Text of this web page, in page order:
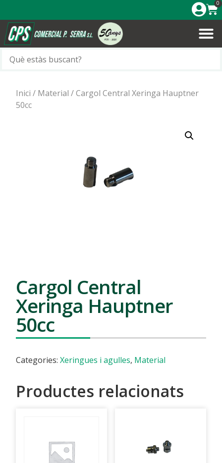
0
Inici / Material / Cargol Central Xeringa Hauptner
50cc
Cargol Central
Xeringa Hauptner
50cc
Categories: Xeringues i agulles, Material
Productes relacionats